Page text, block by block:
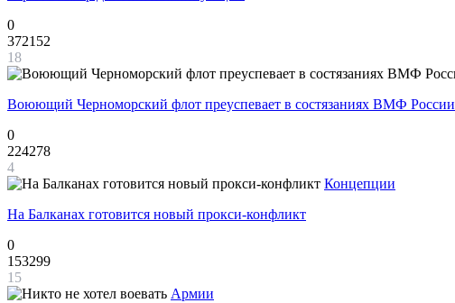
0
372152
18
Воюющий Черноморский флот преуспевает в состязаниях ВМФ России
0
224278
4
Концепции
На Балканах готовится новый прокси-конфликт
0
153299
15
Армии